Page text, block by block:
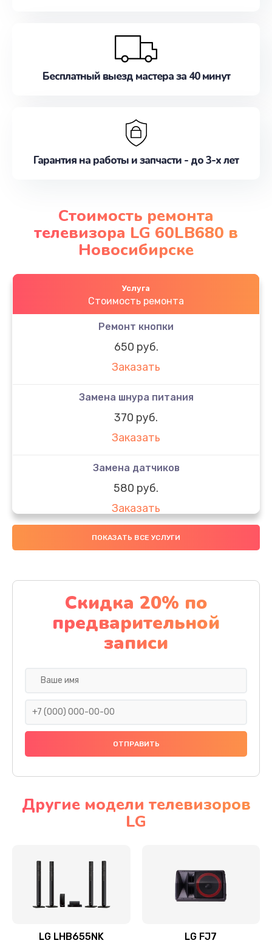
Бесплатный выезд мастера за 40 минут
Гарантия на работы и запчасти - до 3-х лет
Стоимость ремонта
телевизора LG 60LB680 в
Новосибирске
Услуга
Стоимость ремонта
Ремонт кнопки
650 руб.
Заказать
Замена шнура питания
370 руб.
Заказать
Замена датчиков
580 руб.
Заказать
Комплексная чистка
Заказать
Замена дисплея (экрана)
2000 руб.
Заказать
Ремонт платы электроники
Прошивка
Ремонт механики привода
Ремонт / замена кнопок, клавиш, индикаторов,
ПОКАЗАТЬ ВСЕ УСЛУГИ
Скидка 20% по
предварительной
записи
Другие модели телевизоров
LG
LG LHB655NK LG FJ7